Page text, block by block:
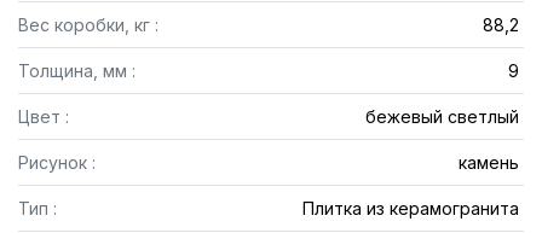
Вес коробки, кг : 88,2
Толщина, мм : 9
Цвет : бежевый светлый
Рисунок : камень
Тип : Плитка из керамогранита